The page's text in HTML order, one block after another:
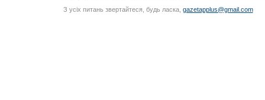
З усіх питань звертайтеся, будь ласка, gazetapplus@gmail.com